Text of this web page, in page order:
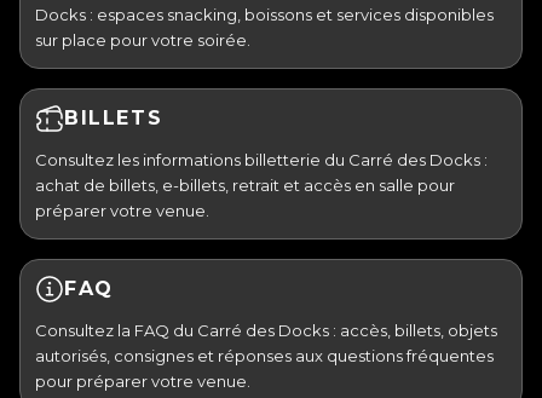
Docks : espaces snacking, boissons et services disponibles
sur place pour votre soirée.
BILLETS
Consultez les informations billetterie du Carré des Docks :
achat de billets, e-billets, retrait et accès en salle pour
préparer votre venue.
FAQ
Consultez la FAQ du Carré des Docks : accès, billets, objets
autorisés, consignes et réponses aux questions fréquentes
pour préparer votre venue.